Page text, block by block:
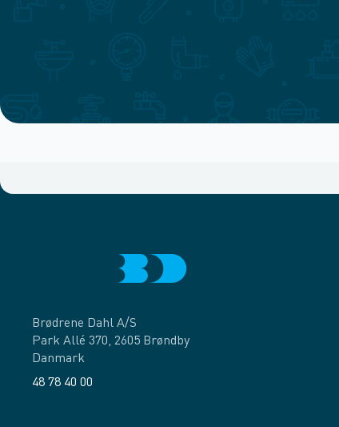
Brødrene Dahl A/S
Park Allé 370, 2605 Brøndby
Danmark
48 78 40 00